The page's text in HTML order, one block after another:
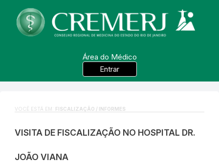
Área do Médico
Entrar
VOCÊ ESTÁ EM: FISCALIZAÇÃO / INFORMES
VISITA DE FISCALIZAÇÃO NO HOSPITAL DR.
JOÃO VIANA